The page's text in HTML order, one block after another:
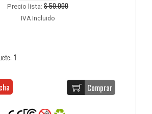
Precio lista: $ 50.000
IVA Incluido
1
Comprar